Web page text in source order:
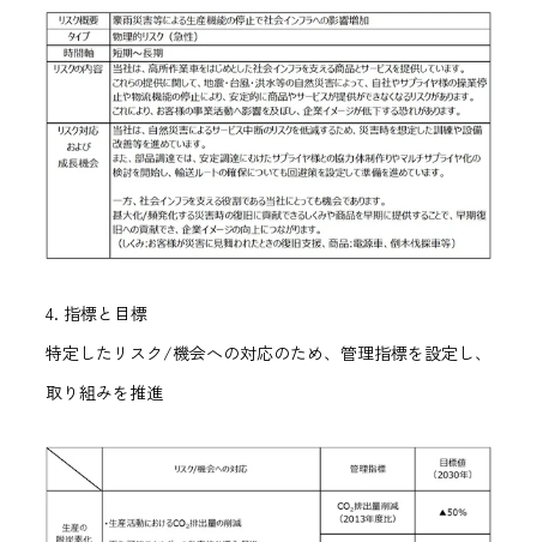
4. 指標と目標
特定したリスク/機会への対応のため、管理指標を設定し、
取り組みを推進